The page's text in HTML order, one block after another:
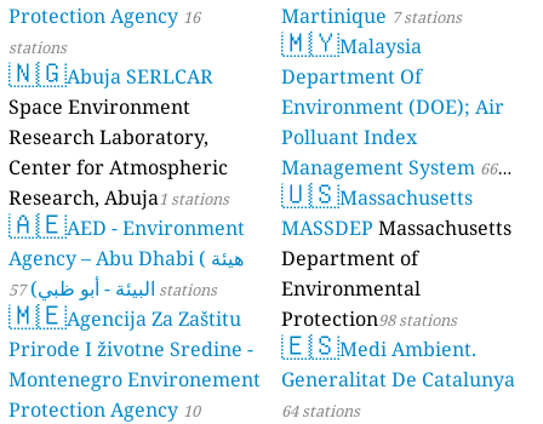
Protection Agency 16
stations
🇳🇬Abuja SERLCAR
Space Environment
Research Laboratory,
Center for Atmospheric
Research, Abuja1 stations
🇦🇪AED - Environment
Agency – Abu Dhabi ( هيئة
البيئة - أبو ظبي) 57 stations
🇲🇪Agencija Za Zaštitu
Prirode I životne Sredine -
Montenegro Environement
Protection Agency 10
Martinique 7 stations
🇲🇾Malaysia
Department Of
Environment (DOE); Air
Polluant Index
Management System 66
stations
🇺🇸Massachusetts
MASSDEP Massachusetts
Department of
Environmental
Protection98 stations
🇪🇸Medi Ambient.
Generalitat De Catalunya
64 stations